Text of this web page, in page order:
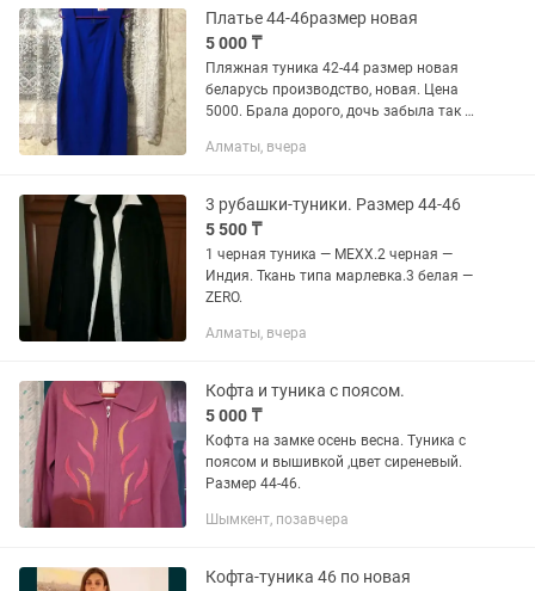
Платье 44-46размер новая
5 000 ₸
Пляжная туника 42-44 размер новая
беларусь производство, новая. Цена
5000. Брала дорого, дочь забыла так и
один раз, турция
Алматы, вчера
3 рубашки-туники. Размер 44-46
5 500 ₸
1 черная туника — MEXX.2 черная —
Индия. Ткань типа марлевка.3 белая —
ZERO.
Алматы, вчера
Кофта и туника с поясом.
5 000 ₸
Кофта на замке осень весна. Туника с
поясом и вышивкой ,цвет сиреневый.
Размер 44-46.
Шымкент, позавчера
Кофта-туника 46 по новая